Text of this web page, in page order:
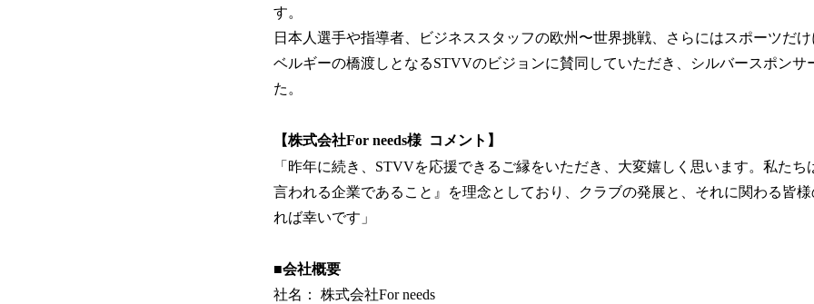
す。
日本人選手や指導者、ビジネススタッフの欧州〜世界挑戦、さらにはスポーツだ
ベルギーの橋渡しとなるSTVVのビジョンに賛同していただき、シルバースポンサ
た。
【株式会社For needs様 コメント】
「昨年に続き、STVVを応援できるご縁をいただき、大変嬉しく思います。私たち
言われる企業であること』を理念としており、クラブの発展と、それに関わる皆
れば幸いです」
■会社概要
社名： 株式会社For needs